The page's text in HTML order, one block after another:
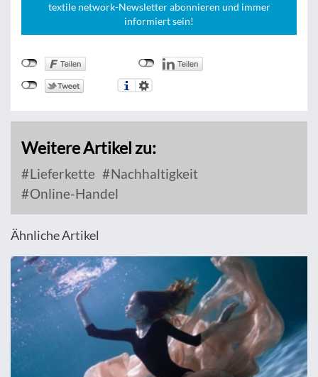
textile network-Newsletter abonnieren und immer
informiert sein!
Weitere Artikel zu:
Lieferkette
Nachhaltigkeit
Online-Handel
Ähnliche Artikel